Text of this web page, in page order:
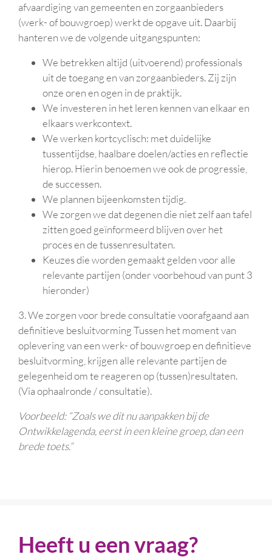
afvaardiging van gemeenten en zorgaanbieders
(werk- of bouwgroep) werkt de opgave uit. Daarbij
hanteren we de volgende uitgangspunten:
We betrekken altijd (uitvoerend) professionals
uit de toegang en van zorgaanbieders. Zij zijn
onze oren en ogen in de praktijk.
We investeren in het leren kennen van elkaar en
elkaars werkcontext.
We werken kortcyclisch: met duidelijke
tussentijdse, haalbare doelen/acties en reflectie
hierop. Hierin benoemen we ook de progressie,
de successen.
We plannen bijeenkomsten tijdig.
We zorgen we dat degenen die niet zelf aan tafel
zitten goed geïnformeerd blijven over het
proces en de tussenresultaten.
Keuzes die worden gemaakt gelden voor alle
relevante partijen (onder voorbehoud van punt 3
hieronder)
3. We zorgen voor brede consultatie voorafgaand aan
definitieve besluitvorming Tussen het moment van
oplevering van een werk- of bouwgroep en definitieve
besluitvorming, krijgen alle relevante partijen de
gelegenheid om te reageren op (tussen)resultaten.
(Via ophaalronde / consultatie).
Voorbeeld: “Zoals we dit nu aanpakken bij de
Ontwikkelagenda, eerst in een kleine groep, dan een
brede toets.”
Heeft u een vraag?